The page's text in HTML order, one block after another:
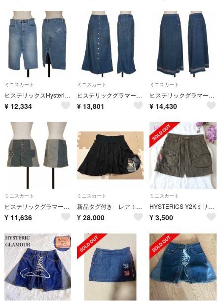
ミニスカート
ヒステリックスHysterics ステッチスリットデニムスカート 水色他S
¥ 12,334
ミニスカート
ヒステリックグラマーHYSTERIC GLAMOUR スターパッチデニムラップスカート 青他FREE
¥ 13,801
ミニスカート
ヒステリックグラマーHYSTERIC GLAMOUR ロゴ抜染デニムラップスカート 青赤他FREE
¥ 14,430
ミニスカート
ヒステリックグラマーHYSTERIC GLAMOUR 切替スターポケットデニムミニスカート 青水色他FREE
¥ 11,636
ミニスカート
新品タグ付き レア！90年代 ヒステリックグラマー ファックベア スカート
¥ 28,000
ミニスカート
HYSTERICS Y2Kミリタリーミニスカート カーキ Sサイズ
¥ 3,500